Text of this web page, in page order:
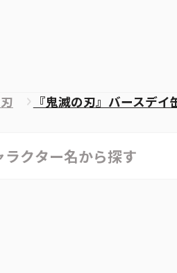
『鬼滅の刃』バースデ